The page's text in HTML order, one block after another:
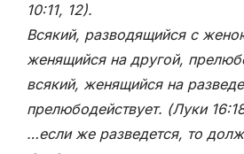
10:11, 12).
Всякий, разводящийся с
женящийся на другой,
всякий, женящийся на
прелюбодействует. (Луки
…если же разведется, то